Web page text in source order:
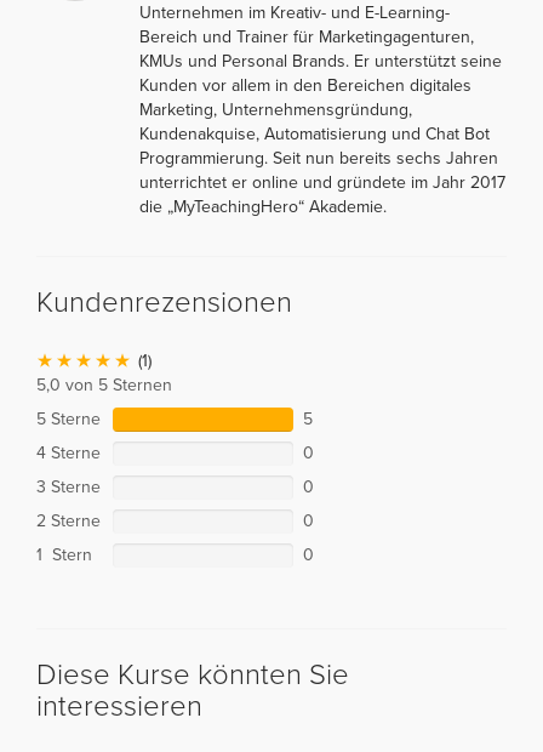
Unternehmen im Kreativ- und E-Learning-
Bereich und Trainer für Marketingagenturen,
KMUs und Personal Brands. Er unterstützt seine
Kunden vor allem in den Bereichen digitales
Marketing, Unternehmensgründung,
Kundenakquise, Automatisierung und Chat Bot
Programmierung. Seit nun bereits sechs Jahren
unterrichtet er online und gründete im Jahr 2017
die „MyTeachingHero“ Akademie.
Kundenrezensionen
(1)
5,0 von 5 Sternen
5 Sterne
5
4 Sterne
0
3 Sterne
0
2 Sterne
0
1 Stern
0
Diese Kurse könnten Sie
interessieren